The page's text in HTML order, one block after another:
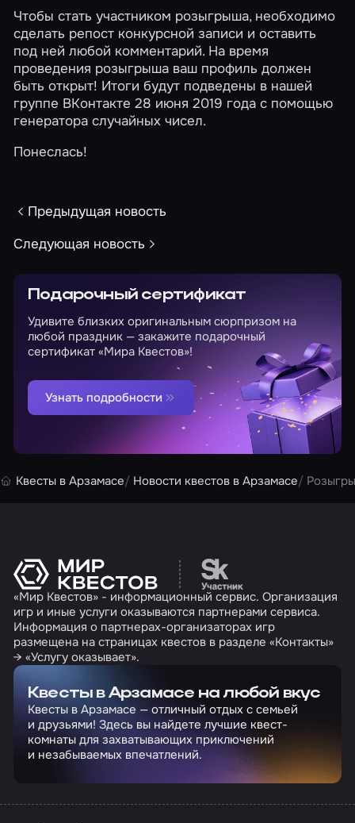
Чтобы стать участником розыгрыша, необходимо
сделать репост конкурсной записи и оставить
под ней любой комментарий. На время
проведения розыгрыша ваш профиль должен
быть открыт! Итоги будут подведены в нашей
группе ВКонтакте 28 июня 2019 года с помощью
генератора случайных чисел.
Понеслась!
Предыдущая новость
Следующая новость
Подарочный сертификат
Удивите близких оригинальным сюрпризом на
любой праздник — закажите подарочный
сертификат «Мира Квестов»!
Узнать подробности
Квесты в Арзамасе Новости квестов в Арзамасе
Перейти на сайт
«Мир Квестов» - информационный сервис. Организация
игр и иные услуги оказываются партнерами сервиса.
Информация о партнерах-организаторах игр
размещена на страницах квестов в разделе «Контакты»
→ «Услугу оказывает».
Квесты в Арзамасе на любой вкус
Квесты в Арзамасе — отличный отдых с семьей
и друзьями! Здесь вы найдете лучшие квест-
комнаты для захватывающих приключений
и незабываемых впечатлений.